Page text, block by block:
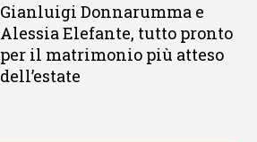
Gianluigi Donnarumma e
Alessia Elefante, tutto pronto
per il matrimonio più atteso
dell’estate